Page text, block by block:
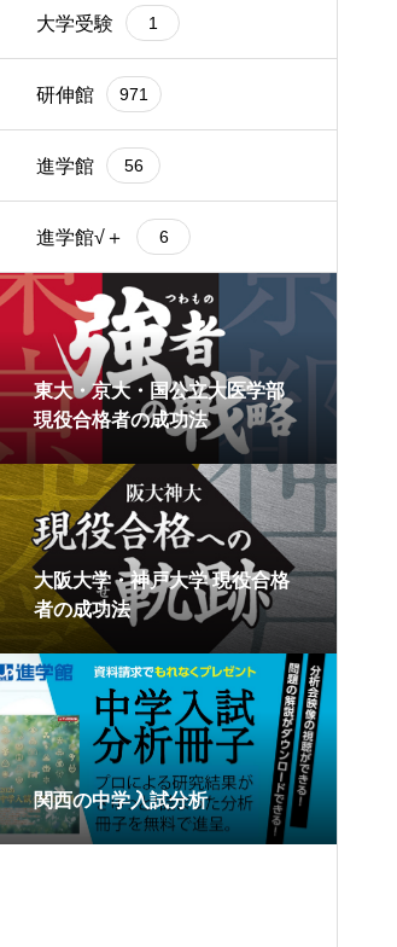
大学受験 1
研伸館 971
進学館 56
進学館√＋ 6
東大・京大・国公立大医学部
現役合格者の成功法
大阪大学・神戸大学 現役合格
者の成功法
関西の中学入試分析